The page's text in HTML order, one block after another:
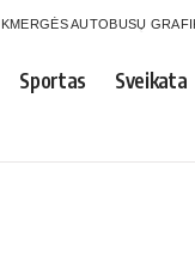
AUTOBUSŲ
Sportas Sveikata